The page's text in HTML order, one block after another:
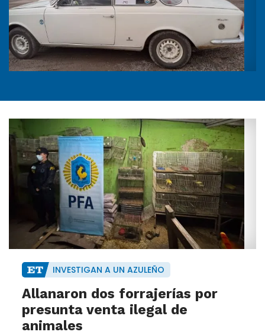
INVESTIGAN A UN AZULEÑO
Allanaron dos forrajerías por
presunta venta ilegal de
animales